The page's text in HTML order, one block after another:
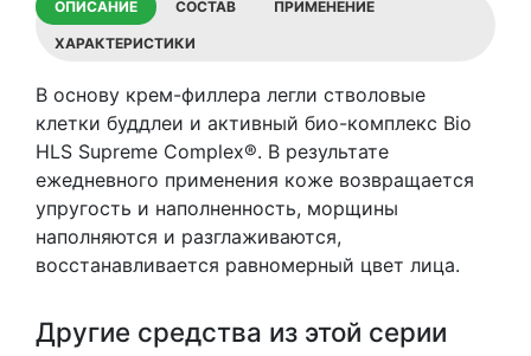
Filler
ОПИСАНИЕ СОСТАВ ПРИМЕНЕНИЕ
ХАРАКТЕРИСТИКИ
В основу крем-филлера легли стволовые
клетки буддлеи и активный био-комплекс Bio
HLS Supreme Complex®. В результате
ежедневного применения коже возвращается
упругость и наполненность, морщины
наполняются и разглаживаются,
восстанавливается равномерный цвет лица.
Другие средства из этой серии